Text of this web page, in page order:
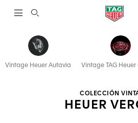
Abrir el menú de búsqueda
Vintage Heuer Autavia Vintage TAG Heuer
COLECCIÓN
HEUER